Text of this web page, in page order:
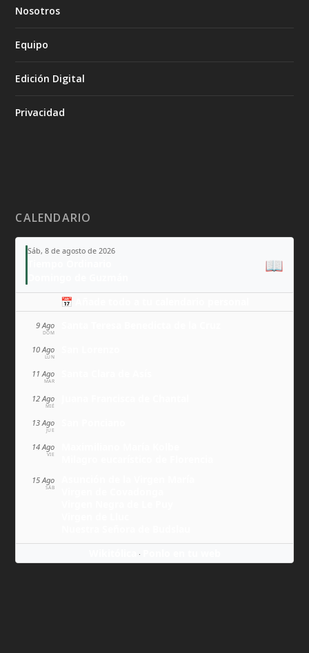
Nosotros
Equipo
Edición Digital
Privacidad
CALENDARIO
Sáb, 8 de agosto de 2026
📖
📅 Añade todo a tu calendario personal
9 Ago
DOM
10 Ago
LUN
11 Ago
MAR
12 Ago
MIÉ
13 Ago
JUE
14 Ago
VIE
15 Ago
SÁB
·